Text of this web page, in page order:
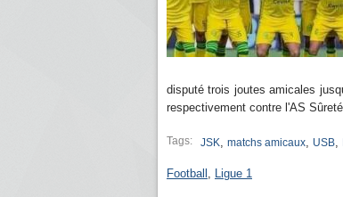
disputé trois joutes amicales
respectivement contre l'AS
Tags: JSK, matchs amicaux, USB,
Football , Ligue 1